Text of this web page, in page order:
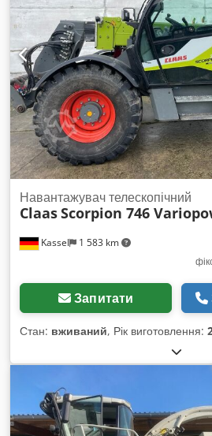
Kassel 1 583 km
Навантажувач телескопічний
ClaasScorpion 746
Запитати
Стан: вживаний, Рік виготовлення: